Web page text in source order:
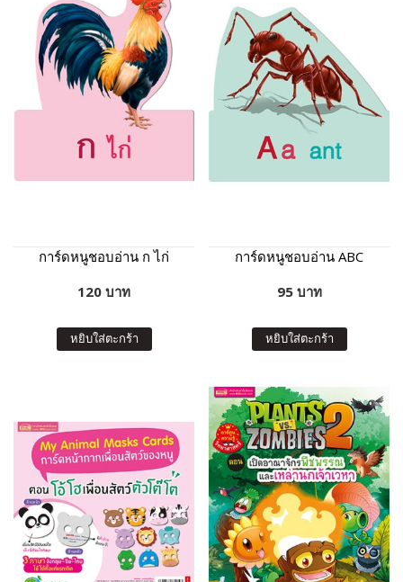
การ์ดหนูชอบอ่าน ก ไก่
120 บาท
หยิบใส่ตะกร้า
การ์ดหนูชอบอ่าน ABC
95 บาท
หยิบใส่ตะกร้า